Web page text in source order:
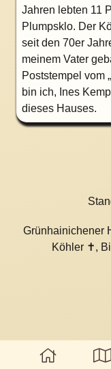
Jahren lebten 11
Plumpsklo. Der
seit den 70er
meinem Vater
Poststempel vom
bin ich, Ines
dieses Hauses.
Grünhainichener
Köhler ✝,